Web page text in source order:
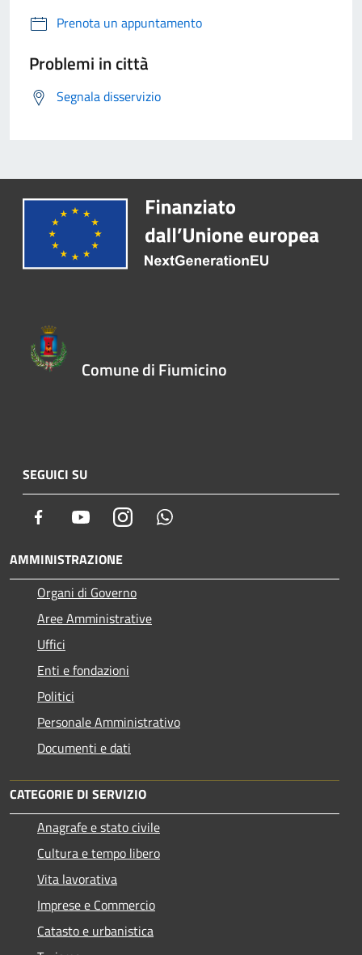
Prenota un appuntamento
Problemi in città
Segnala disservizio
Comune di Fiumicino
SEGUICI SU
Facebook YoutubeInstagram
AMMINISTRAZIONE
Organi di Governo
Aree Amministrative
Uffici
Enti e fondazioni
Politici
Personale Amministrativo
Documenti e dati
CATEGORIE DI SERVIZIO
Anagrafe e stato civile
Cultura e tempo libero
Vita lavorativa
Imprese e Commercio
Catasto e urbanistica